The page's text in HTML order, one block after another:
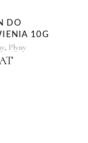
DO
10G
, Płyny